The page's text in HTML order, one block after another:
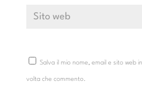
Salva il mio nome, email e sito web
volta che commento.